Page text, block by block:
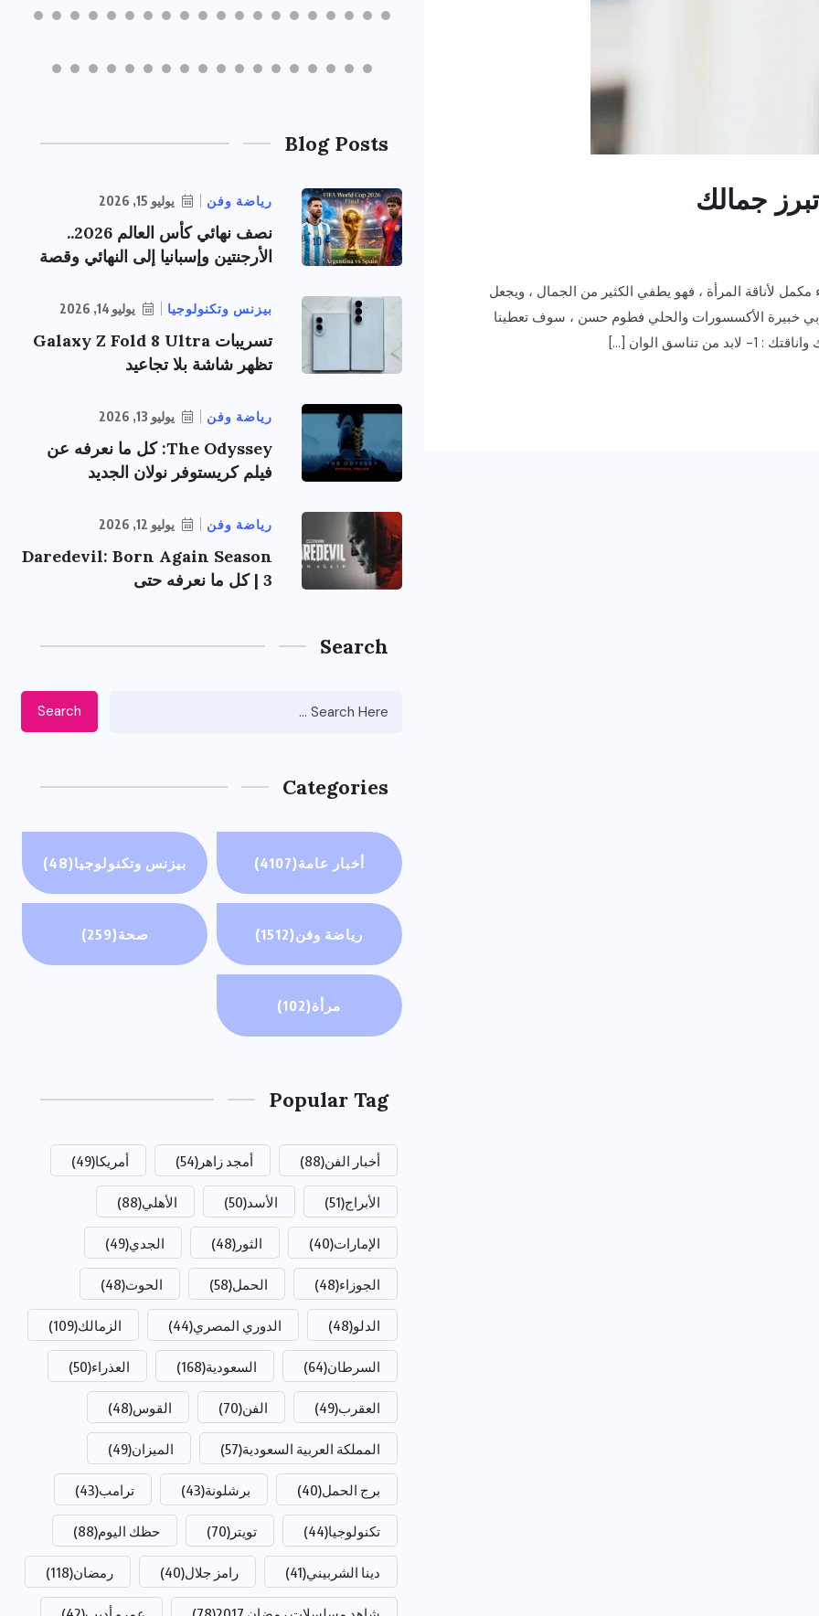
جمالك
لأناقة المرأة ، فهو يطفي الكثير من الجمال ، ويجعل
خبيرة الأكسسورات والحلي فطوم حسن ، سوف تعطينا
الوان […]
Blog Posts
رياضة وفن يوليو 15, 2026
نصف نهائي كأس العالم 2026..
الأرجنتين وإسبانيا إلى النهائي وقصة
بيزنس وتكنولوجيا يوليو 14, 2026
تسريبات Galaxy Z Fold 8 Ultra
تظهر شاشة بلا تجاعيد
رياضة وفن يوليو 13, 2026
The Odyssey: كل ما نعرفه عن
فيلم كريستوفر نولان الجديد
رياضة وفن يوليو 12, 2026
Daredevil: Born Again Season
3 | كل ما نعرفه حتى
Search
Search
Categories
أخبار عامة(4107) بيزنس وتكنولوجيا(48)
رياضة وفن(1512) صحة(259)
مرأة(102)
Popular Tag
أخبار الفن(88) أمجد زاهر (54) أمريكا(49)
الأبراج(51) الأسد(50) الأهلي(88)
الإمارات(40) الثور (48) الجدي(49)
الجوزاء(48) الحمل(58) الحوت(48)
الدلو(48) الدوري المصري(44) الزمالك(109)
السرطان(64) السعودية(168) العذراء(50)
العقرب(49) الفن(70) القوس(48)
المملكة العربية السعودية(57) الميزان(49)
برج الحمل(40) برشلونة(43) ترامب(43)
تكنولوجيا(44) تويتر (70) حظك اليوم(88)
دينا الشربيني(41) رامز جلال(40) رمضان(118)